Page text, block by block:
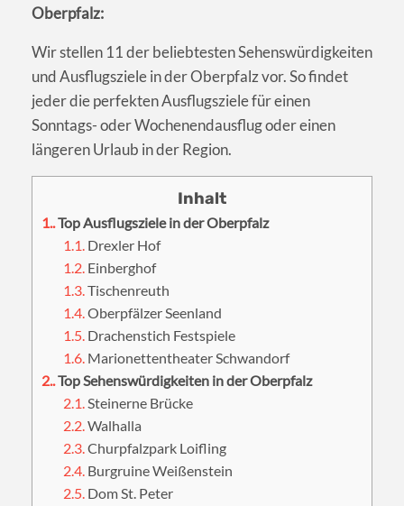
Oberpfalz:
Wir stellen 11 der beliebtesten Sehenswürdigkeiten
und Ausflugsziele in der Oberpfalz vor. So findet
jeder die perfekten Ausflugsziele für einen
Sonntags- oder Wochenendausflug oder einen
längeren Urlaub in der Region.
1.Top Ausflugsziele in der Oberpfalz
1.1. Drexler Hof
1.2. Einberghof
1.3.Tischenreuth
1.4.Oberpfälzer Seenland
1.5. Drachenstich Festspiele
1.6. Marionettentheater Schwandorf
2.Top Sehenswürdigkeiten in der Oberpfalz
2.1.Steinerne Brücke
2.2.Walhalla
2.3.Churpfalzpark Loifling
2.4. Burgruine Weißenstein
2.5. Dom St. Peter